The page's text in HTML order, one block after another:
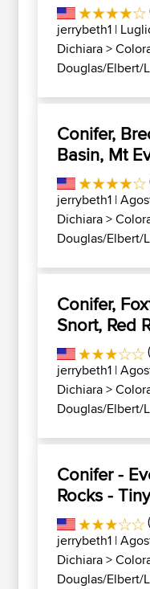
jerrybeth1 |
Dichiara>
Douglas/Elbert/
Conifer,
Basin, Mt
jerrybeth1 |
Dichiara>
Douglas/Elbert/
Conifer,
Snort, Red
jerrybeth1 |
Dichiara>
Douglas/Elbert/
Conifer -
Rocks -
jerrybeth1 |
Dichiara>
Douglas/Elbert/